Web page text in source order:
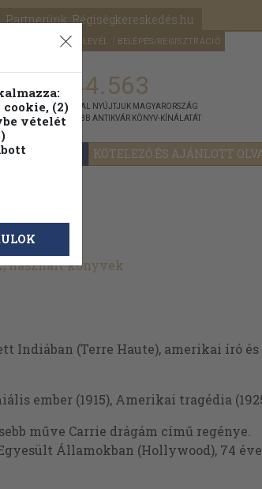
Partnerünk: Régiségkereskedés.hu
SEGÍTSÉG HÍRLEVÉL BELÉPÉS/REGISZTRÁCIÓ
KÖTELEZŐ ÉS AJÁNLOTT
1.144.563
KIADVÁNNYAL NYÚJTJUK MAGYARORSZÁG
LEGNAGYOBB ANTIKVÁR KÖNYV-KÍNÁLATÁT
használt könyvek
Indiában (Terre Haute), amerikai író és
ember (1915), Amerikai tragédia
műve Carrie drágám című regénye.
Államokban (Hollywood), 74
(2)
vételét